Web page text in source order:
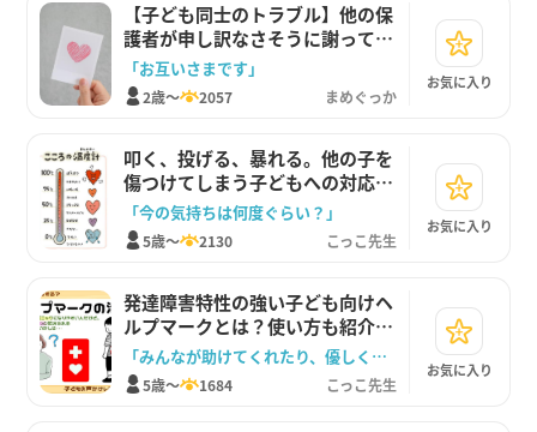
【子ども同士のトラブル】他の保
護者が申し訳なさそうに謝ってく
る時の優しい声かけ
「お互いさまです」
2歳～ 2057 まめぐっか
お気に入り
叩く、投げる、暴れる。他の子を
傷つけてしまう子どもへの対応と
声かけ
「今の気持ちは何度ぐらい？」
5歳～ 2130 こっこ先生
お気に入り
発達障害特性の強い子ども向けヘ
ルプマークとは？使い方も紹介し
ます。
「みんなが助けてくれたり、優しくしてくれたりするお守りだよ」
5歳～ 1684 こっこ先生
お気に入り